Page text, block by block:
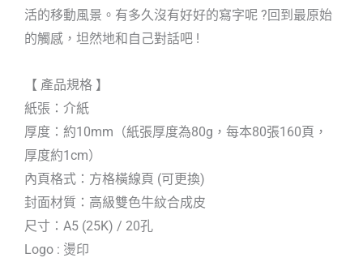
活的移動風景。有多久沒有好好的寫字呢 ?回到最原始
的觸感，坦然地和自己對話吧 !
【 產品規格 】
紙張：介紙
厚度：約10mm（紙張厚度為80g，每本80張160頁，
厚度約1cm）
內頁格式：方格橫線頁 (可更換)
封面材質：高級雙色牛紋合成皮
尺寸：A5 (25K) / 20孔
Logo : 燙印